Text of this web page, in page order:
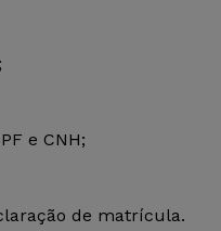
e CNH;
de matrícula.